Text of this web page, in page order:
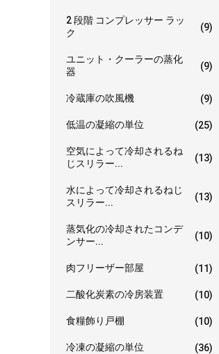
2 段階 コンプレッサー ラッ
ク
(9)
ユニット・クーラーの蒸化
器
(9)
冷蔵庫の吹風機 (9)
低温の凝縮の単位 (25)
空気によって冷却されるね
じスリラー...
(13)
水によって冷却されるねじ
スリラー...
(13)
蒸気化の冷却されたコンデ
ンサー...
(10)
肉フリーザー部屋 (11)
二酸化炭素の冷房装置 (10)
食糧飾り戸棚 (10)
冷凍の凝縮の単位 (36)